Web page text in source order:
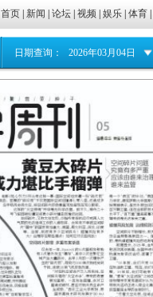
首页| 新闻 论坛| 视频| 娱乐| 体育|
日期查询： 2026年03月04日